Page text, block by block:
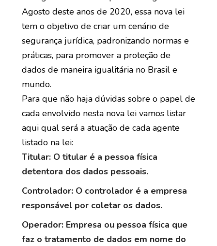
Agosto deste anos de 2020, essa nova lei
tem o objetivo de criar um cenário de
segurança jurídica, padronizando normas e
práticas, para promover a proteção de
dados de maneira igualitária no Brasil e
mundo.
Para que não haja dúvidas sobre o papel de
cada envolvido nesta nova lei vamos listar
aqui qual será a atuação de cada agente
listado na lei:
Titular: O titular é a pessoa física
detentora dos dados pessoais.
Controlador: O controlador é a empresa
responsável por coletar os dados.
Operador: Empresa ou pessoa física que
faz o tratamento de dados em nome do